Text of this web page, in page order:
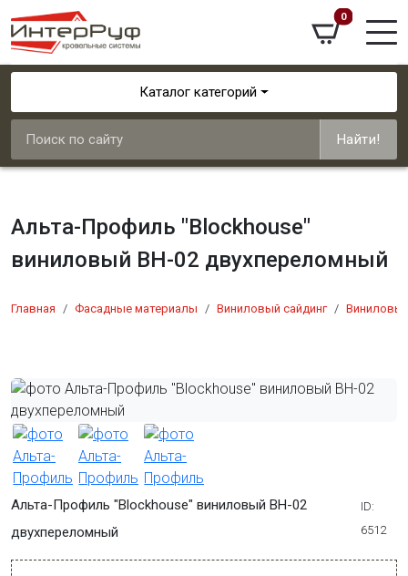
0
Каталог категорий
Найти!
Альта-Профиль "Blockhouse"
виниловый ВН-02 двухпереломный
Главная Фасадные материалы Виниловый сайдинг
Альта-Профиль "Blockhouse" виниловый ВН-02
двухпереломный
ID:
6512